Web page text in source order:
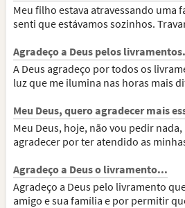
Meu filho estava atravessando uma
senti que estávamos sozinhos.
Agradeço a Deus pelos
A Deus agradeço por todos os
luz que me ilumina nas horas mais
Meu Deus, quero agradecer mais
Meu Deus, hoje, não vou pedir
agradecer por ter atendido as
Agradeço a Deus o livramento...
Agradeço a Deus pelo livramento
amigo e sua família e por permitir